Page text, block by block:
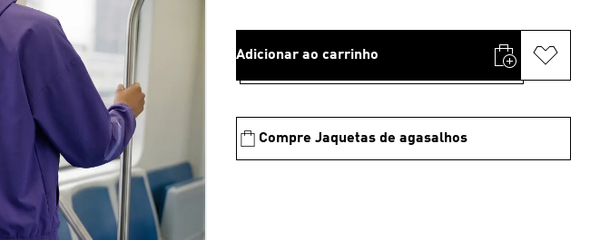
Adicionar ao carrinho
Compre Jaquetas de agasalhos